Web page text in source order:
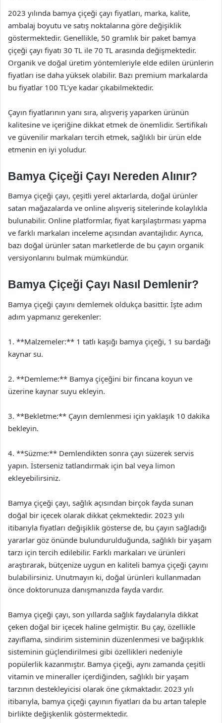
2023 yılında bamya çiçeği çayı fiyatları, marka, kalite,
ambalaj boyutu ve satış noktalarına göre değişiklik
göstermektedir. Genellikle, 50 gramlık bir paket bamya
çiçeği çayı fiyatı 30 TL ile 70 TL arasında değişmektedir.
Organik ve doğal üretim yöntemleriyle elde edilen ürünlerin
fiyatları ise daha yüksek olabilir. Bazı premium markalarda
bu fiyatlar 100 TL’ye kadar çıkabilmektedir.
Çayın fiyatlarının yanı sıra, alışveriş yaparken ürünün
kalitesine ve içeriğine dikkat etmek de önemlidir. Sertifikalı
ve güvenilir markaları tercih etmek, sağlıklı bir ürün elde
etmenin en iyi yoludur.
Bamya Çiçeği Çayı Nereden Alınır?
Bamya çiçeği çayı, çeşitli yerel aktarlarda, doğal ürünler
satan mağazalarda ve online alışveriş sitelerinde kolaylıkla
bulunabilir. Online platformlar, fiyat karşılaştırması yapma
ve farklı markaları inceleme açısından avantajlıdır. Ayrıca,
bazı doğal ürünler satan marketlerde de bu çayın organik
versiyonlarını bulmak mümkündür.
Bamya Çiçeği Çayı Nasıl Demlenir?
Bamya çiçeği çayını demlemek oldukça basittir. İşte adım
adım yapmanız gerekenler:
1. **Malzemeler:** 1 tatlı kaşığı bamya çiçeği, 1 su bardağı
kaynar su.
2. **Demleme:** Bamya çiçeğini bir fincana koyun ve
üzerine kaynar suyu ekleyin.
3. **Bekletme:** Çayın demlenmesi için yaklaşık 10 dakika
bekleyin.
4. **Süzme:** Demlendikten sonra çayı süzerek servis
yapın. İsterseniz tatlandırmak için bal veya limon
ekleyebilirsiniz.
Bamya çiçeği çayı, sağlık açısından birçok fayda sunan
doğal bir içecek olarak dikkat çekmektedir. 2023 yılı
itibarıyla fiyatları değişiklik gösterse de, bu çayın sağladığı
yararlar göz önünde bulundurulduğunda, sağlıklı bir yaşam
tarzı için tercih edilebilir. Farklı markaları ve ürünleri
araştırarak, bütçenize uygun en kaliteli bamya çiçeği çayını
bulabilirsiniz. Unutmayın ki, doğal ürünleri kullanmadan
önce doktorunuza danışmanızda fayda vardır.
Bamya çiçeği çayı, son yıllarda sağlık faydalarıyla dikkat
çeken doğal bir içecek haline gelmiştir. Bu çay, özellikle
zayıflama, sindirim sisteminin düzenlenmesi ve bağışıklık
sisteminin güçlendirilmesi gibi özellikleri nedeniyle
popülerlik kazanmıştır. Bamya çiçeği, aynı zamanda çeşitli
vitamin ve mineraller içerdiğinden, sağlıklı bir yaşam
tarzının destekleyicisi olarak öne çıkmaktadır. 2023 yılı
itibarıyla, bamya çiçeği çayının fiyatları da bu artan taleple
birlikte değişkenlik göstermektedir.